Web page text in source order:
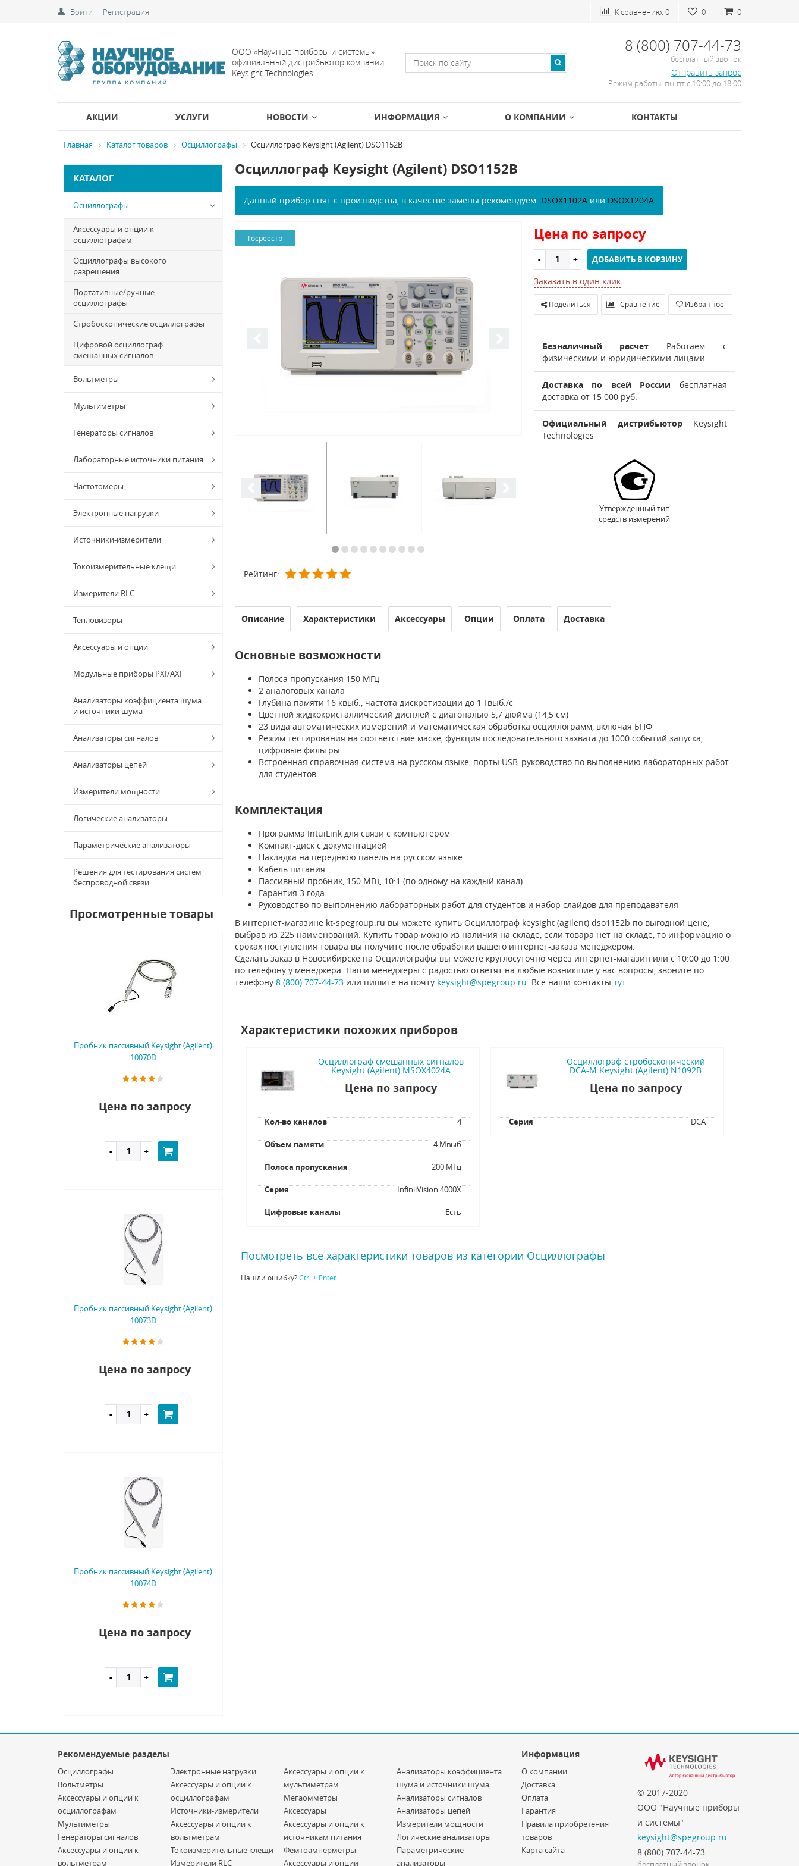
Войти Регистрация 0
0
К сравнению: 0
ООО «Научные приборы и системы» -
официальный дистрибьютор компании
Keysight Technologies
8 (800) 707-44-73
бесплатный звонок
Отправить запрос
Режим работы: пн-пт с 10:00 до 18:00
АКЦИИ УСЛУГИ НОВОСТИ ИНФОРМАЦИЯ О КОМПАНИИ КОНТАКТЫ
Главная Каталог товаров Осциллографы Осциллограф Keysight (Agilent) DSO1152B
КАТАЛОГ
Осциллографы
Аксессуары и опции к
осциллографам
Осциллографы высокого
разрешения
Портативные/ручные
осциллографы
Стробоскопические осциллографы
Цифровой осциллограф
смешанных сигналов
Вольтметры
Мультиметры
Генераторы сигналов
Лабораторные источники питания
Частотомеры
Электронные нагрузки
Источники-измерители
Токоизмерительные клещи
Измерители RLC
Тепловизоры
Аксессуары и опции
Модульные приборы PXI/AXI
Анализаторы коэффициента шума
и источники шума
Анализаторы сигналов
Анализаторы цепей
Измерители мощности
Логические анализаторы
Параметрические анализаторы
Решения для тестирования систем
беспроводной связи
Просмотренные товары
Пробник пассивный Keysight (Agilent)
10070D
Цена по запросу
Пробник пассивный Keysight (Agilent)
10073D
Цена по запросу
Пробник пассивный Keysight (Agilent)
10074D
Цена по запросу
Осциллограф Keysight (Agilent) DSO1152B
Данный прибор снят с производства, в качестве замены рекомендуем DSOX1102Aили DSOX1204A
Госреестр
Рейтинг:
Цена по запросу
ДОБАВИТЬ В КОРЗИНУ
Заказать в один клик
Поделиться Сравнение Избранное
Безналичный расчет Работаем с
физическими и юридическими лицами.
Доставка по всей России бесплатная
доставка от 15 000 руб.
Официальный дистрибьюторKeysight
Technologies
Утвержденный тип
средств измерений
Описание Характеристики Аксессуары Опции Оплата Доставка
Основные возможности
Полоса пропускания 150 МГц
2 аналоговых канала
Глубина памяти 16 квыб., частота дискретизации до 1 Гвыб./с
Цветной жидкокристаллический дисплей с диагональю 5,7 дюйма (14,5 см)
23 вида автоматических измерений и математическая обработка осциллограмм, включая БПФ
Режим тестирования на соответствие маске, функция последовательного захвата до 1000 событий запуска,
цифровые фильтры
Встроенная справочная система на русском языке, порты USB, руководство по выполнению лабораторных работ
для студентов
Комплектация
Программа IntuiLink для связи с компьютером
Компакт-диск с документацией
Накладка на переднюю панель на русском языке
Кабель питания
Пассивный пробник, 150 МГц, 10:1 (по одному на каждый канал)
Гарантия 3 года
Руководство по выполнению лабораторных работ для студентов и набор слайдов для преподавателя
В интернет-магазине kt-spegroup.ru вы можете купить Осциллограф keysight (agilent) dso1152b по выгодной цене,
выбрав из 225 наименований. Купить товар можно из наличия на складе, если товара нет на складе, то информацию о
сроках поступления товара вы получите после обработки вашего интернет-заказа менеджером.
Сделать заказ в Новосибирске на Осциллографы вы можете круглосуточно через интернет-магазин или с 10:00 до 1:00
по телефону у менеджера. Наши менеджеры с радостью ответят на любые возникшие у вас вопросы, звоните по
телефону 8 (800) 707-44-73или пишите на почту keysight@spegroup.ru . Все наши контакты тут.
Характеристики похожих приборов
Осциллограф смешанных сигналов
Keysight (Agilent) MSOX4024A
Цена по запросу
Кол-во каналов 4
Объем памяти 4 Мвыб
Полоса пропускания 200 МГц
Серия InfiniiVision 4000X
Цифровые каналы Есть
Осциллограф стробоскопический
DCA-M Keysight (Agilent) N1092B
Цена по запросу
Серия DCA
Посмотреть все характеристики товаров из категории Осциллографы
Нашли ошибку?Ctrl + Enter
Рекомендуемые разделы Информация
© 2017-2020
ООО "Научные приборы
и системы"
keysight@spegroup.ru
8 (800) 707-44-73
Осциллографы
Вольтметры
Аксессуары и опции к
осциллографам
Мультиметры
Генераторы сигналов
Аксессуары и опции к
вольтметрам
Электронные нагрузки
Аксессуары и опции к
осциллографам
Источники-измерители
Аксессуары и опции к
вольтметрам
Токоизмерительные клещи
Измерители RLC
Аксессуары и опции к
мультиметрам
Мегаомметры
Аксессуары
Аксессуары и опции к
источникам питания
Фемтоамперметры
Аксессуары и опции
Анализаторы коэффициента
шума и источники шума
Анализаторы сигналов
Анализаторы цепей
Измерители мощности
Логические анализаторы
Параметрические
анализаторы
О компании
Доставка
Оплата
Гарантия
Правила приобретения
товаров
Карта сайта